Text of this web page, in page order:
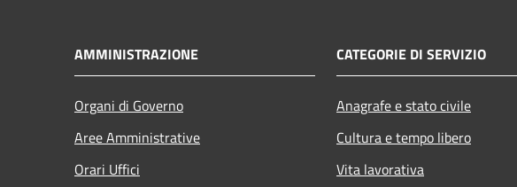
AMMINISTRAZIONE
Organi di Governo
Aree Amministrative
Orari Uffici
CATEGORIE DI SERVIZIO
Anagrafe e stato civile
Cultura e tempo libero
Vita lavorativa